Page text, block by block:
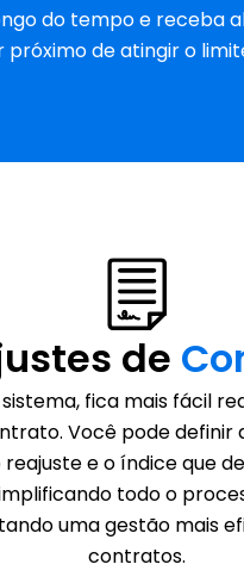
do tempo e receba
próximo de atingir o
de
fica mais fácil
Você pode definir
todo o
uma gestão mais
contratos.